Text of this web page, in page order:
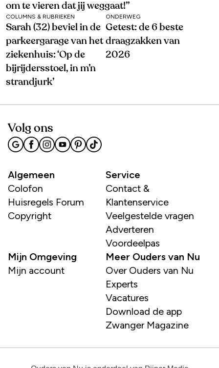
om te vieren dat jij weggaat!’’
COLUMNS & RUBRIEKEN
Sarah (32) beviel in de
parkeergarage van het
ziekenhuis: ‘Op de
bijrijdersstoel, in m’n
strandjurk’
ONDERWEG
Getest: de 6 beste
draagzakken van
2026
Volg ons
Algemeen
Colofon
Huisregels Forum
Copyright
Service
Contact &
Klantenservice
Veelgestelde vragen
Adverteren
Voordeelpas
Mijn Omgeving
Mijn account
Meer Ouders van Nu
Over Ouders van Nu
Experts
Vacatures
Download de app
Zwanger Magazine